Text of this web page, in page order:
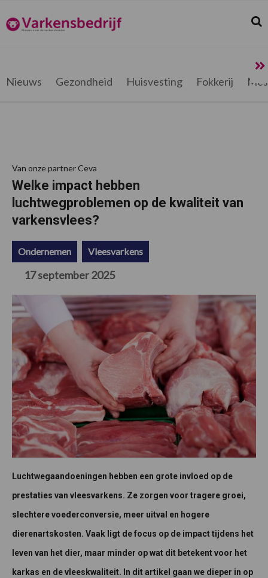
de
hoofdnavigatie
de
hoofd
de
eerste
de
voettekst
Varkensbedrijf.be
Nieuws Gezondheid Huisvesting Fokkerij
Van onze partner Ceva
Welke impact hebben
luchtwegproblemen op de kwaliteit van
varkensvlees?
Ondernemen Vleesvarkens
17 september 2025
Luchtwegaandoeningen hebben een grote invloed op de
prestaties van vleesvarkens. Ze zorgen voor tragere groei,
slechtere voederconversie, meer uitval en hogere
dierenartskosten. Vaak ligt de focus op de impact tijdens het
leven van het dier, maar minder op wat dit betekent voor het
karkas en de vleeskwaliteit. In dit artikel gaan we dieper in op